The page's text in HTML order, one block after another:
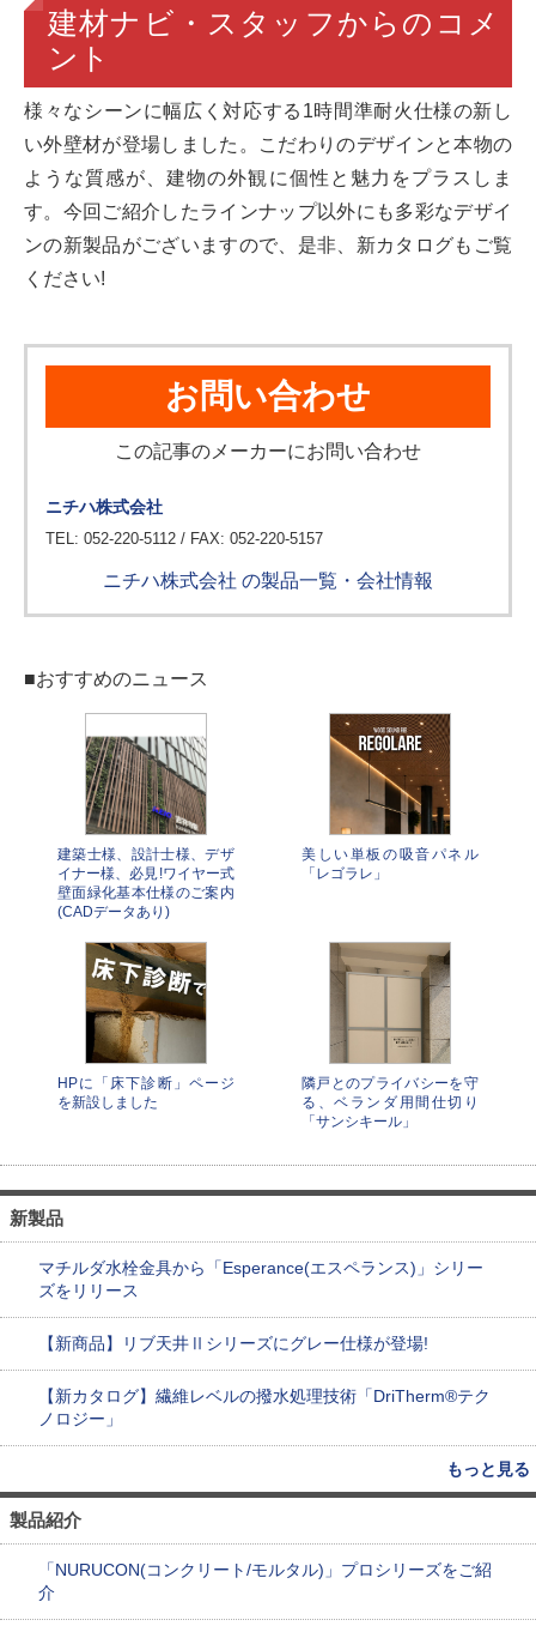
建材ナビ・スタッフからのコメ
ント
様々なシーンに幅広く対応する1時間準耐火仕様の新し
い外壁材が登場しました。こだわりのデザインと本物の
ような質感が、建物の外観に個性と魅力をプラスしま
す。今回ご紹介したラインナップ以外にも多彩なデザイ
ンの新製品がございますので、是非、新カタログもご覧
ください!
お問い合わせ
この記事のメーカーにお問い合わせ
ニチハ株式会社
TEL: 052-220-5112 / FAX: 052-220-5157
ニチハ株式会社 の製品一覧・会社情報
■おすすめのニュース
建築士様、設計士様、デザ
イナー様、必見!ワイヤー式
壁面緑化基本仕様のご案内
(CADデータあり)
美しい単板の吸音パネル
「レゴラレ」
HPに「床下診断」ページ
を新設しました
隣戸とのプライバシーを守
る、ベランダ用間仕切り
「サンシキール」
新製品
マチルダ水栓金具から「Esperance(エスペランス)」シリー
ズをリリース
【新商品】リブ天井Ⅱシリーズにグレー仕様が登場!
【新カタログ】繊維レベルの撥水処理技術「DriTherm®テク
ノロジー」
もっと見る
製品紹介
「NURUCON(コンクリート/モルタル)」プロシリーズをご紹
介